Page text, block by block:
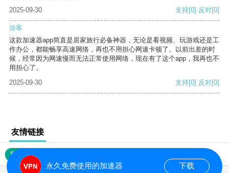
2025-09-30
支持[0] 反对[0]
游客
这款加速器app简直是居家旅行必备神器，无论是看视频、玩游戏还是工
作办公，都能畅享高速网络，再也不用担心网速卡顿了。以前出差的时
候，经常因为网速慢而无法正常使用网络，现在有了这个app，我再也不
用担心了。
2025-09-30
支持[0] 反对[0]
友情链接
网站地图
永久免费使用的加速器 下载